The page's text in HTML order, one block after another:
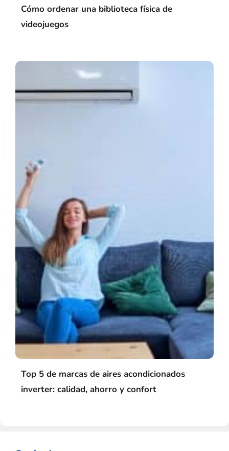
Cómo ordenar una biblioteca física de
videojuegos
Top 5 de marcas de aires acondicionados
inverter: calidad, ahorro y confort